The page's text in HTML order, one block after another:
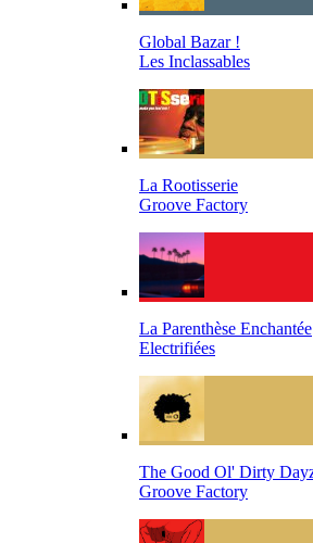
Global Bazar !
Les Inclassables
La Rootisserie
Groove Factory
La Parenthèse Enchantée
Electrifiées
The Good Ol' Dirty
Groove Factory